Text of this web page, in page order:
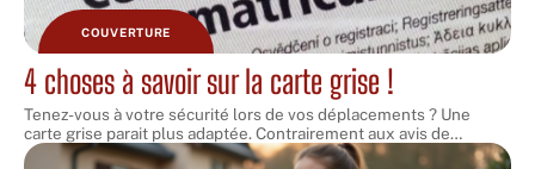
COUVERTURE
4 choses à savoir sur la carte grise !
Tenez-vous à votre sécurité lors de vos déplacements ? Une
carte grise parait plus adaptée. Contrairement aux avis de…